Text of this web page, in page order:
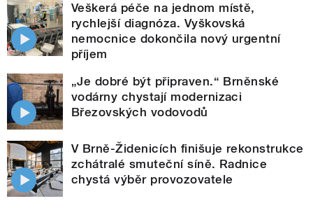
Veškerá péče na jednom místě,
rychlejší diagnóza. Vyškovská
nemocnice dokončila nový urgentní
příjem
„Je dobré být připraven.“ Brněnské
vodárny chystají modernizaci
Březovských vodovodů
V Brně-Židenicích finišuje rekonstrukce
zchátralé smuteční síně. Radnice
chystá výběr provozovatele